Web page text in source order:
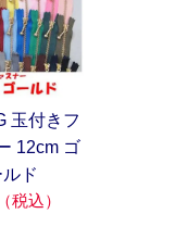
玉付きフ
12cm ゴ
ルド
税込）